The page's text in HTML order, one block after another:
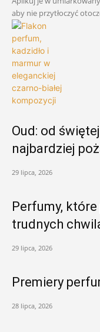
aby nie przytłoczyć
Oud: od
najbardziej
29 lipca, 2026
Perfumy,
trudnych
29 lipca, 2026
Premiery
28 lipca, 2026